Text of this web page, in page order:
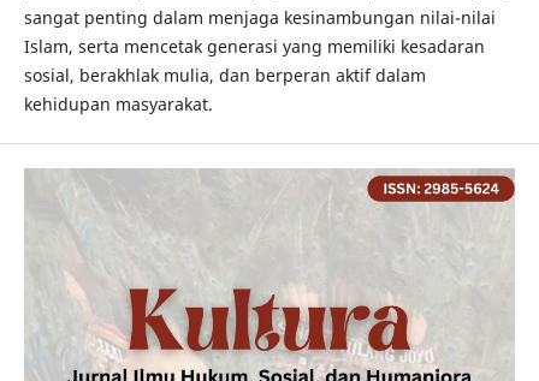
sangat penting dalam menjaga kesinambungan nilai-nilai
Islam, serta mencetak generasi yang memiliki kesadaran
sosial, berakhlak mulia, dan berperan aktif dalam
kehidupan masyarakat.